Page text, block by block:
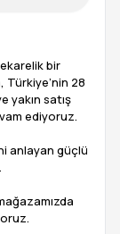
bir
Türkiye’nin 28
yakın satış
ediyoruz.
anlayan güçlü